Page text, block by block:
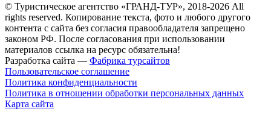
© Туристическое агентство «ГРАНД-ТУР», 2018-2026 All
rights reserved. Копирование текста, фото и любого другого
контента с сайта без согласия правообладателя запрещено
законом РФ. После согласования при использовании
материалов ссылка на ресурс обязательна!
Разработка сайта — Фабрика турсайтов
Пользовательское соглашение
Политика конфиденциальности
Политика в отношении обработки персональных данных
Карта сайта